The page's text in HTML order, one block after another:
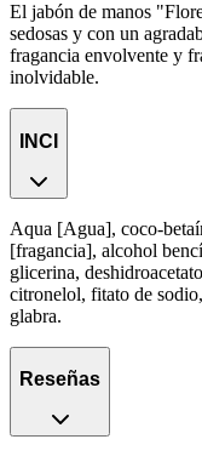
El jabón de manos
sedosas y con un
fragancia envolvente y
inolvidable.
INCI
Aqua [Agua], coco-
[fragancia], alcohol
glicerina,
citronelol, fitato de
glabra.
Reseñas